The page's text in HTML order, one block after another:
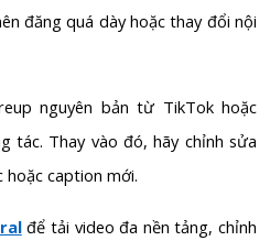
đăng quá dày hoặc thay đổi nội
nguyên bản từ TikTok hoặc
tác. Thay vào đó, hãy chỉnh sửa
caption mới.
để tải video đa nền tảng, chỉnh